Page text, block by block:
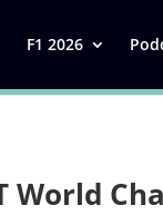
F1 2026
World